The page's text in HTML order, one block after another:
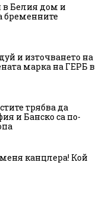
в Белия дом и
бременните
и източването на
марка на ГЕРБ в
трябва да
и Банско са по-
канцлера! Кой